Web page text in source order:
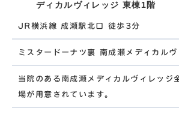
ディカルヴィレッジ 東棟1階
JR横浜線 成瀬駅北口 徒歩3分
ミスタードーナツ裏 南成瀬メディカルヴ
当院のある南成瀬メディカルヴィレッジ
場が用意されています。